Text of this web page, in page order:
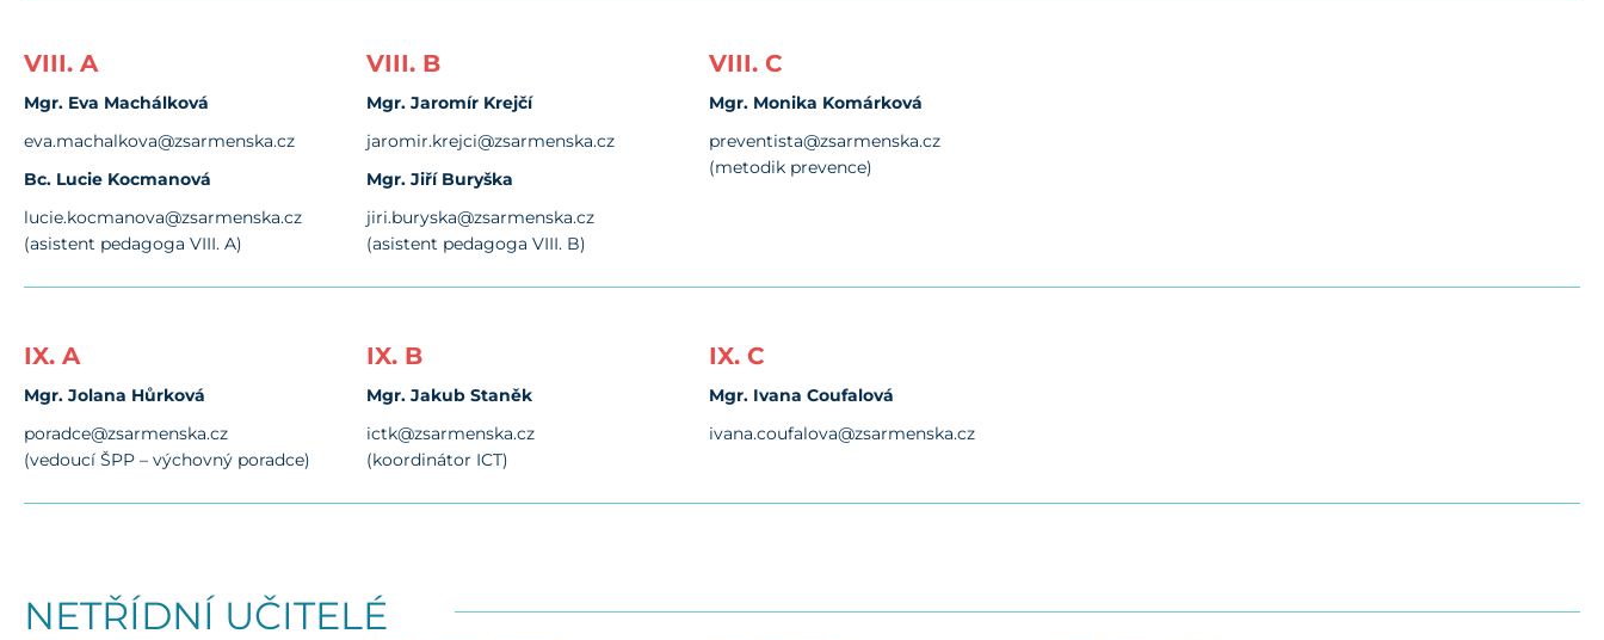
VIII. A
Mgr. Eva Machálková
eva.machalkova@zsarmenska.cz
Bc. Lucie Kocmanová
lucie.kocmanova@zsarmenska.cz
(asistent pedagoga VIII. A)
VIII. B
Mgr. Jaromír Krejčí
jaromir.krejci@zsarmenska.cz
Mgr. Jiří Buryška
jiri.buryska@zsarmenska.cz
(asistent pedagoga VIII. B)
VIII. C
Mgr. Monika Komárková
preventista@zsarmenska.cz
(metodik prevence)
IX. A
Mgr. Jolana Hůrková
poradce@zsarmenska.cz
(vedoucí ŠPP – výchovný poradce)
IX. B
Mgr. Jakub Staněk
ictk@zsarmenska.cz
(koordinátor ICT)
IX. C
Mgr. Ivana Coufalová
ivana.coufalova@zsarmenska.cz
NETŘÍDNÍ UČITELÉ